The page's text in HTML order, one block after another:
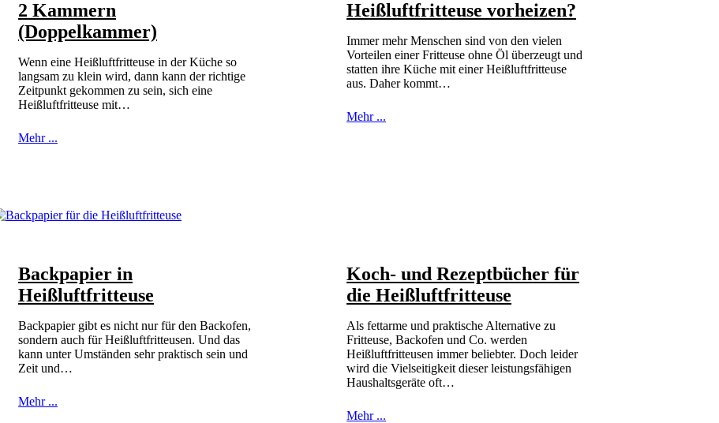
2 Kammern
(Doppelkammer)
Wenn eine Heißluftfritteuse in der Küche so
langsam zu klein wird, dann kann der richtige
Zeitpunkt gekommen zu sein, sich eine
Heißluftfritteuse mit…
Mehr ...
Heißluftfritteuse vorheizen?
Immer mehr Menschen sind von den vielen
Vorteilen einer Fritteuse ohne Öl überzeugt und
statten ihre Küche mit einer Heißluftfritteuse
aus. Daher kommt…
Mehr ...
Backpapier in
Heißluftfritteuse
Backpapier gibt es nicht nur für den Backofen,
sondern auch für Heißluftfritteusen. Und das
kann unter Umständen sehr praktisch sein und
Zeit und…
Mehr ...
Koch- und Rezeptbücher für
die Heißluftfritteuse
Als fettarme und praktische Alternative zu
Fritteuse, Backofen und Co. werden
Heißluftfritteusen immer beliebter. Doch leider
wird die Vielseitigkeit dieser leistungsfähigen
Haushaltsgeräte oft…
Mehr ...